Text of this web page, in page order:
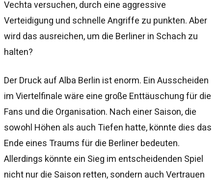
Vechta versuchen, durch eine aggressive
Verteidigung und schnelle Angriffe zu punkten. Aber
wird das ausreichen, um die Berliner in Schach zu
halten?
Der Druck auf Alba Berlin ist enorm. Ein Ausscheiden
im Viertelfinale wäre eine große Enttäuschung für die
Fans und die Organisation. Nach einer Saison, die
sowohl Höhen als auch Tiefen hatte, könnte dies das
Ende eines Traums für die Berliner bedeuten.
Allerdings könnte ein Sieg im entscheidenden Spiel
nicht nur die Saison retten, sondern auch Vertrauen